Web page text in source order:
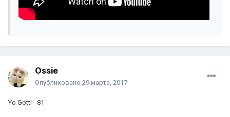
Ossie
Опубликовано 29 марта, 2017
Yo Gotti - 81